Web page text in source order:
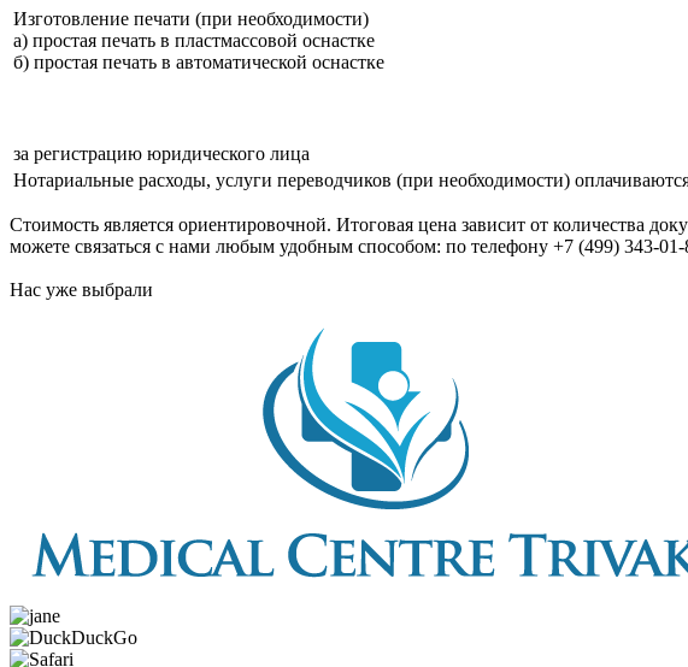
Изготовление печати (при необходимости)
а) простая печать в пластмассовой оснастке
б) простая печать в автоматической оснастке
за регистрацию юридического лица
Нотариальные расходы, услуги переводчиков (при необходимости)
Стоимость является ориентировочной. Итоговая цена зависит от количества
можете связаться с нами любым удобным способом: по телефону +7 (499) 343-01-
Нас уже выбрали